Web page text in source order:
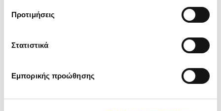
Προτιμήσεις
Στατιστικά
Εμπορικής προώθησης